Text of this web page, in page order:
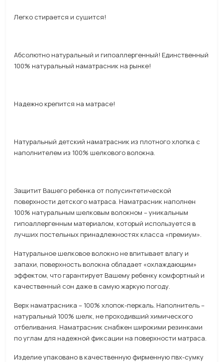
Легко стирается и сушится!
Абсолютно натуральный и гипоаллергенный! Единственный
100% натуральный наматрасник на рынке!
Надежно крепится на матрасе!
Натуральный детский наматрасник из плотного хлопка с
наполнителем из 100% шелкового волокна.
Защитит Вашего ребенка от полусинтетической
поверхности детского матраса. Наматрасник наполнен
100% натуральным шелковым волокном – уникальным
гипоаллергенным материалом, который используется в
лучших постельных принадлежностях класса «премиум».
Натуральное шелковое волокно не впитывает влагу и
запахи, поверхность волокна обладает «охлаждающим»
эффектом, что гарантирует Вашему ребенку комфортный и
качественный сон даже в самую жаркую погоду.
Верх наматрасника – 100% хлопок-перкаль. Наполнитель –
натуральный 100% шелк, не проходивший химического
отбеливания. Наматрасник снабжен широкими резинками
по углам для надежной фиксации на поверхности матраса.
Изделие упаковано в качественную фирменную пвх-сумку